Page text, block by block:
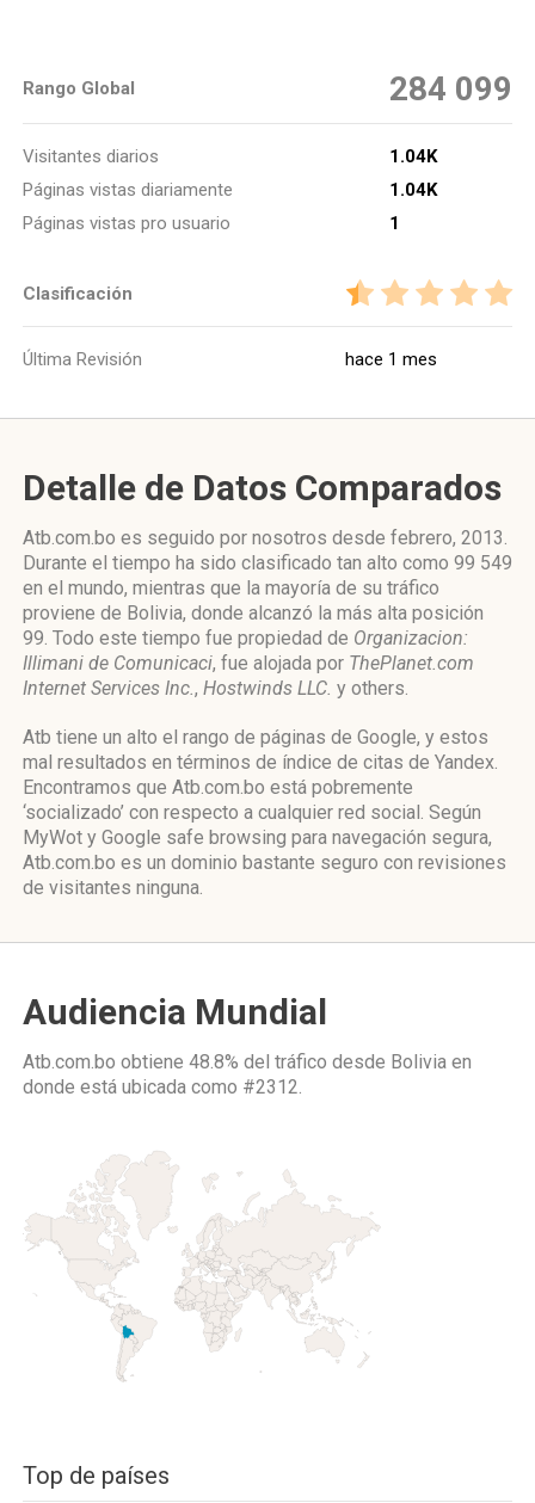
Rango Global 284 099
Visitantes diarios
1.04K
Páginas vistas diariamente
1.04K
Páginas vistas pro usuario
1
Clasificación
Última Revisión hace 1 mes
Detalle de Datos Comparados
Atb.com.bo es seguido por nosotros desde febrero, 2013.
Durante el tiempo ha sido clasificado tan alto como 99 549
en el mundo, mientras que la mayoría de su tráfico
proviene de Bolivia, donde alcanzó la más alta posición
99. Todo este tiempo fue propiedad de Organizacion:
Illimani de Comunicaci, fue alojada por ThePlanet.com
Internet Services Inc., Hostwinds LLC. y others.
Atb tiene un alto el rango de páginas de Google, y estos
mal resultados en términos de índice de citas de Yandex.
Encontramos que Atb.com.bo está pobremente
‘socializado’ con respecto a cualquier red social. Según
MyWot y Google safe browsing para navegación segura,
Atb.com.bo es un dominio bastante seguro con revisiones
de visitantes ninguna.
Audiencia Mundial
Atb.com.bo obtiene 48.8% del tráfico desde Bolivia en
donde está ubicada como #2312.
Top de países